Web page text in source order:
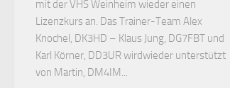
mit der VHS Weinheim wieder einen
Lizenzkurs an. Das Trainer-Team Alex
Knochel, DK3HD – Klaus Jung, DG7FBT und
Karl Körner, DD3UR wirdwieder unterstützt
von Martin, DM4IM...